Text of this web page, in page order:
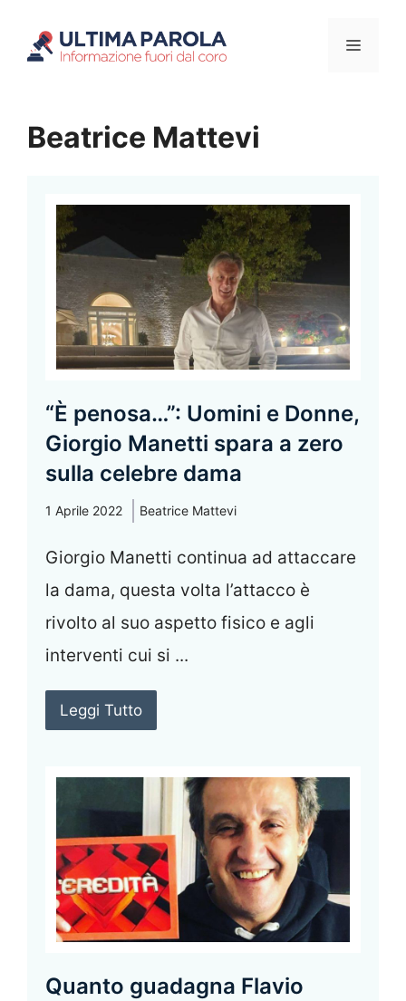
Menu
Beatrice Mattevi
“È penosa…”: Uomini e Donne,
Giorgio Manetti spara a zero
sulla celebre dama
1 Aprile 2022 Beatrice Mattevi
Giorgio Manetti continua ad attaccare
la dama, questa volta l’attacco è
rivolto al suo aspetto fisico e agli
interventi cui si ...
Leggi Tutto
Quanto guadagna Flavio